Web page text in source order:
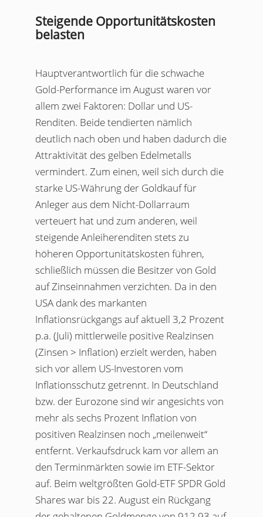
Steigende Opportunitätskosten
belasten
Hauptverantwortlich für die schwache
Gold-Performance im August waren vor
allem zwei Faktoren: Dollar und US-
Renditen. Beide tendierten nämlich
deutlich nach oben und haben dadurch die
Attraktivität des gelben Edelmetalls
vermindert. Zum einen, weil sich durch die
starke US-Währung der Goldkauf für
Anleger aus dem Nicht-Dollarraum
verteuert hat und zum anderen, weil
steigende Anleiherenditen stets zu
höheren Opportunitätskosten führen,
schließlich müssen die Besitzer von Gold
auf Zinseinnahmen verzichten. Da in den
USA dank des markanten
Inflationsrückgangs auf aktuell 3,2 Prozent
p.a. (Juli) mittlerweile positive Realzinsen
(Zinsen > Inflation) erzielt werden, haben
sich vor allem US-Investoren vom
Inflationsschutz getrennt. In Deutschland
bzw. der Eurozone sind wir angesichts von
mehr als sechs Prozent Inflation von
positiven Realzinsen noch „meilenweit“
entfernt. Verkaufsdruck kam vor allem an
den Terminmärkten sowie im ETF-Sektor
auf. Beim weltgrößten Gold-ETF SPDR Gold
Shares war bis 22. August ein Rückgang